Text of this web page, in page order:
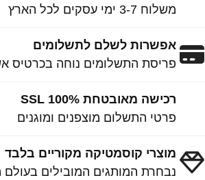
משלוח 3-7 ימי עסקים לכל הארץ
אפשרות לשלם לתשלומים
פריסת התשלומים נוחה בכרטיס
רכישה מאובטחת 100% SSL
פרטי התשלום מוצפנים ומוגנים
מוצרי קוסמטיקה מקוריים בלבד
נבחרת המותגים המובילים בעולם